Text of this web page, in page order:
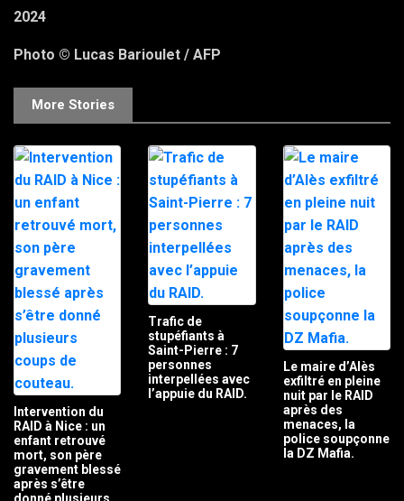
2024
Photo © Lucas Barioulet / AFP
More Stories
Intervention du
RAID à Nice : un
enfant retrouvé
mort, son père
gravement blessé
après s’être
Trafic de
stupéfiants à
Saint-Pierre : 7
personnes
interpellées avec
l’appuie du RAID.
Le maire d’Alès
exfiltré en pleine
nuit par le RAID
après des
menaces, la
police soupçonne
la DZ Mafia.